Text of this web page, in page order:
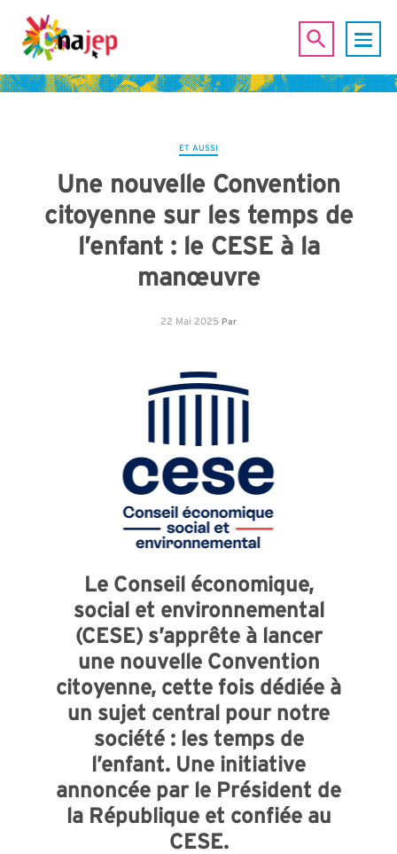
ET AUSSI
Une nouvelle Convention
citoyenne sur les temps de
l’enfant : le CESE à la
manœuvre
22 Mai 2025 Par
Le Conseil économique,
social et environnemental
(CESE) s’apprête à lancer
une nouvelle Convention
citoyenne, cette fois dédiée à
un sujet central pour notre
société : les temps de
l’enfant. Une initiative
annoncée par le Président de
la République et confiée au
CESE.